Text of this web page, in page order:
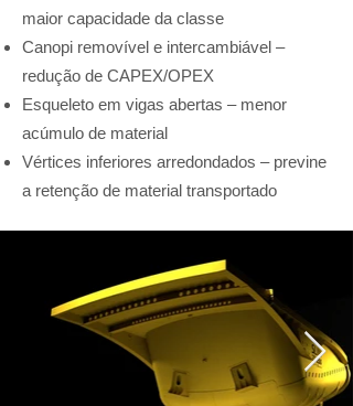
maior capacidade da classe
Canopi removível e intercambiável –
redução de CAPEX/OPEX
Esqueleto em vigas abertas – menor
acúmulo de material
Vértices inferiores arredondados – previne
a retenção de material transportado